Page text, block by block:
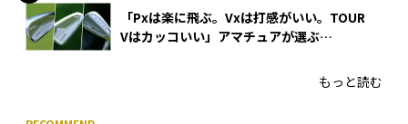
「Pxは楽に飛ぶ。Vxは打感がいい。TOUR
Vはカッコいい」アマチュアが選ぶ
もっと読む